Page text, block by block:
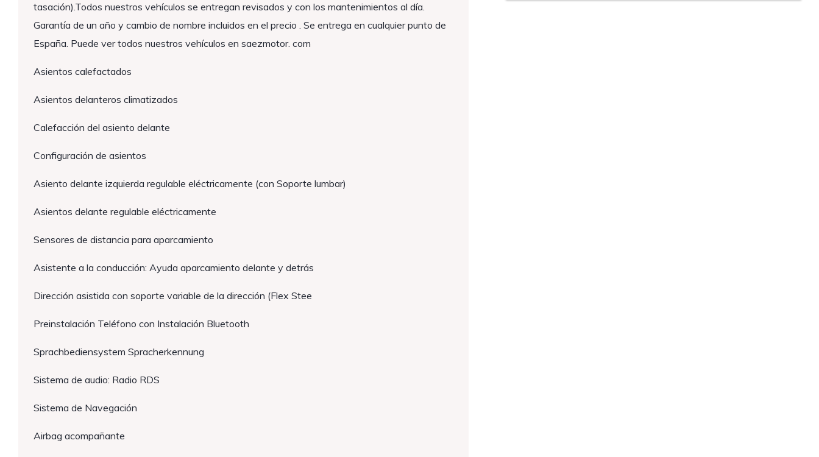
tasación).Todos nuestros vehículos se entregan revisados y con los mantenimientos al día.
Garantía de un año y cambio de nombre incluidos en el precio . Se entrega en cualquier punto de
España. Puede ver todos nuestros vehículos en saezmotor. com
Asientos calefactados
Asientos delanteros climatizados
Calefacción del asiento delante
Configuración de asientos
Asiento delante izquierda regulable eléctricamente (con Soporte lumbar)
Asientos delante regulable eléctricamente
Sensores de distancia para aparcamiento
Asistente a la conducción: Ayuda aparcamiento delante y detrás
Dirección asistida con soporte variable de la dirección (Flex Stee
Preinstalación Teléfono con Instalación Bluetooth
Sprachbediensystem Spracherkennung
Sistema de audio: Radio RDS
Sistema de Navegación
Airbag acompañante